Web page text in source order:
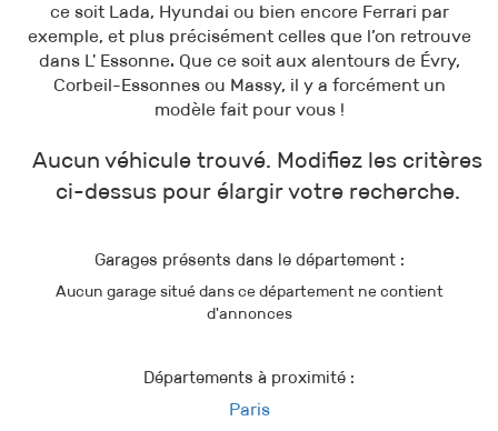
ce soit Lada, Hyundai ou bien encore Ferrari par
exemple, et plus précisément celles que l’on retrouve
dans L' Essonne. Que ce soit aux alentours de Évry,
Corbeil-Essonnes ou Massy, il y a forcément un
modèle fait pour vous !
Aucun véhicule trouvé. Modifiez les critères
ci-dessus pour élargir votre recherche.
Garages présents dans le département :
Aucun garage situé dans ce département ne contient
d'annonces
Départements à proximité :
Paris